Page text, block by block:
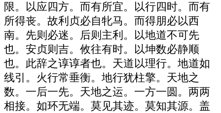
限。以应四方。而有所宜。以行四时。而有
所得丧。故利贞必自牝马。而得朋必以西
南。先则必迷。后则主利。以地道不可先
也。安贞则吉。攸往有时。以坤数必静顺
也。此辞之谆谆者也。天道以理行。地道如
线引。火行常垂衡。地行犹柱擎。天地之
数。一后一先。天地之运。一方一圆。两两
相接。如环无端。莫见其迹。莫知其源。盖